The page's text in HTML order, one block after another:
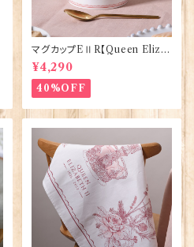
マグカップEⅡR【Queen Eliza
bethⅡ Commemorative】Vi
ctoria Eggs 50126
¥4,290
40%OFF